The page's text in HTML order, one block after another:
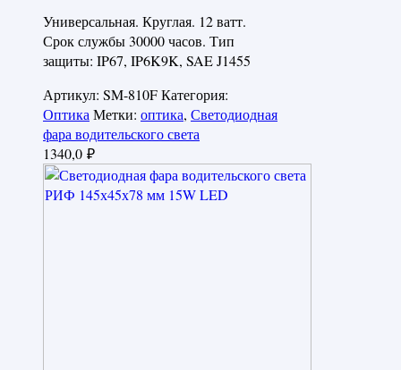
Универсальная. Круглая. 12 ватт.
Срок службы 30000 часов. Тип
защиты: IP67, IP6K9K, SAE J1455
Артикул: SM-810FКатегория:
Оптика Метки: оптика, Светодиодная
фара водительского света
1340,0 ₽